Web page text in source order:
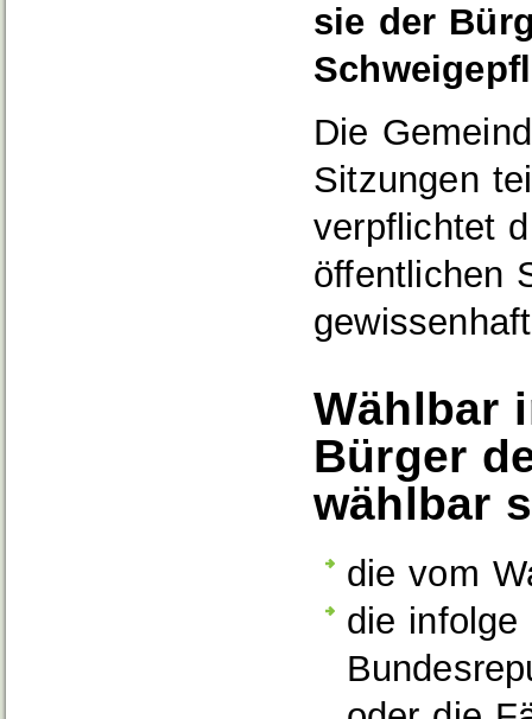
sie der
Die
Sitzungen
verpflichtet
öffentlichen
Wählbar
Bürger
wählbar
die vom
die